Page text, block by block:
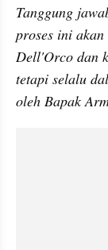
Tanggung
proses ini
Dell'Orco dan
tetapi selalu
oleh Bapak